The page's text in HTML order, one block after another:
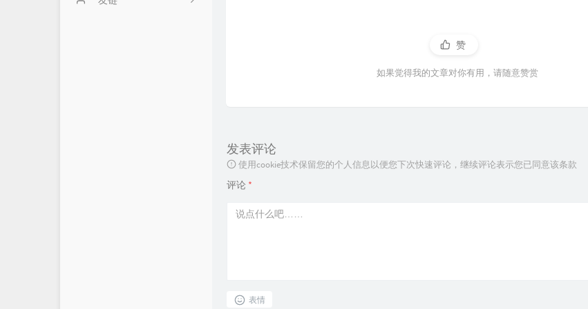
赞
如果觉得我的文章对你有用，请随意赞赏
发表评论
使用cookie技术保留您的个人信息以便您下次快速评论，继续评论表示您已同意该条款
评论 *
表情